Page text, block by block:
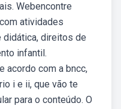
Webencontre
atividades
didática, direitos de
infantil.
acordo com a bncc,
i e ii, que vão te
para o conteúdo. O